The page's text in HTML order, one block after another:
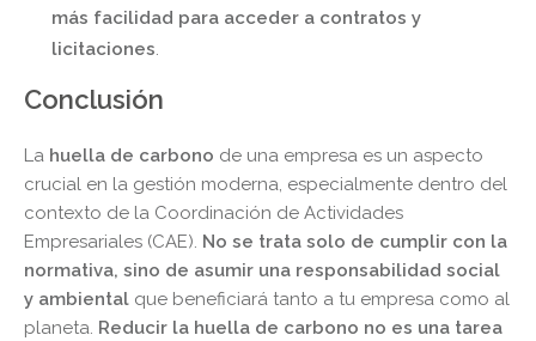
más facilidad para acceder a contratos y
licitaciones.
Conclusión
La huella de carbono de una empresa es un aspecto
crucial en la gestión moderna, especialmente dentro del
contexto de la Coordinación de Actividades
Empresariales (CAE). No se trata solo de cumplir con la
normativa, sino de asumir una responsabilidad social
y ambiental que beneficiará tanto a tu empresa como al
planeta. Reducir la huella de carbono no es una tarea